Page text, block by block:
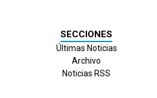
SECCIONES
Últimas Noticias
Archivo
Noticias RSS